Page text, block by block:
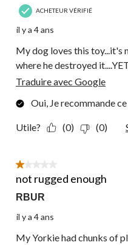
ACHETEUR VÉRIFIÉ
il y a 4 ans
My dog loves this
where he destroyed
Traduire avec Google
Oui, Je recommande
Utile? (0) (0)
1 étoile(s) sur 5.
not rugged enough
RBUR
il y a 4 ans
My Yorkie had chunks of